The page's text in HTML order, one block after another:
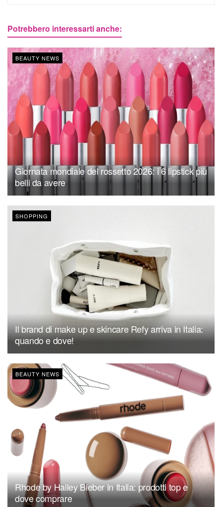
Potrebbero interessarti anche:
BEAUTY NEWS
Giornata mondiale del rossetto 2026: i 6 lipstick più
belli da avere
SHOPPING
Il brand di make up e skincare Refy arriva in Italia:
quando e dove!
BEAUTY NEWS
Rhode by Hailey Bieber in Italia: prodotti top e
dove comprare